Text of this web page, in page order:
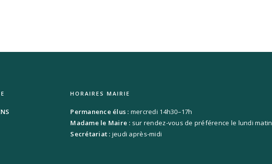
HORAIRES MAIRIE
Permanence élus : mercredi 14h30–17h
Madame le Maire : sur rendez-vous de préférence le lundi matin
Secrétariat : jeudi après-midi